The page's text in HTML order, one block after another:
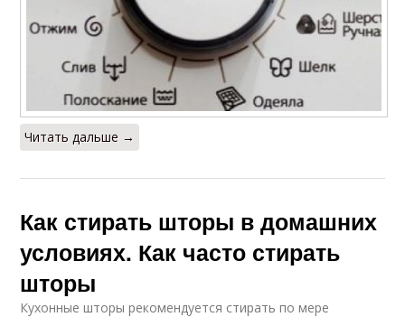
Шторы от жира
Пятна на рулонных
шторах
пластиковые окна
Читать дальше →
Как стирать шторы в домашних
условиях. Как часто стирать
шторы
Кухонные шторы рекомендуется стирать по мере